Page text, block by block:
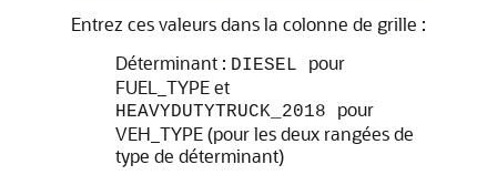
Entrez ces valeurs dans la colonne de grille :
Déterminant : DIESEL pour
FUEL_TYPE et
HEAVYDUTYTRUCK_2018 pour
VEH_TYPE (pour les deux rangées de
type de déterminant)